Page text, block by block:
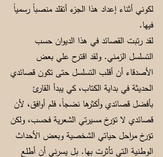
لكوني أثناء إعداد هذا الجزء أتقلد منصباً رسمياً
فيها.
لقد رتبت القصائد في هذا الديوان حسب
التسلسل الزمني. ولقد اقترح علي بعض
الأصدقاء أن أقلب التسلسل حتى تكون قصائدي
الحديثة في بداية الكتاب، كي يبدأ القارئ
بأفضل قصائدي وأكثرها نضجاً، فلم أوافق، لأن
قصائدي لا تؤرخ مسيرتي الشعرية فحسب، ولكن
تؤرخ مراحل حياتي الشخصية وبعض الأحداث
الوطنية التي تأثرت بها. بل يسرني أن أطلع